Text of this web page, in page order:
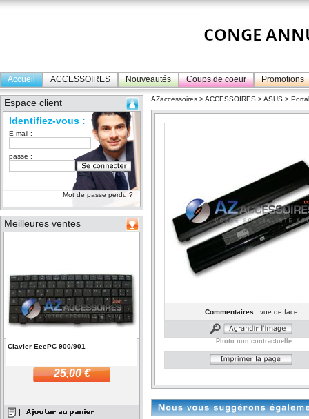
Accueil ACCESSOIRES Nouveautés Coups de coeur Promotions
Espace client
Identifiez-vous :
E-mail :
passe :
Mot de passe perdu ?
Meilleures ventes
Clavier EeePC 900/901
25,00 €
AZaccessoires >ACCESSOIRES >ASUS >
Commentaires :vue de face
Photo non contractuelle